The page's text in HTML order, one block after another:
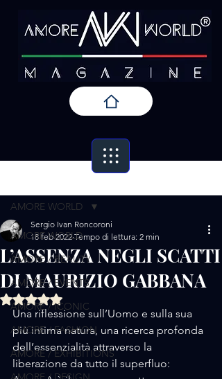
AMORE WORLD
AMORE / BEAUTY
AMORE / EVENTS
AMORE / ICONIC
AMORE / FASHION
AMORE / EXHIBITIONS
AMORE WORLD
L’ASSENZA NEGLI SCATTI
DI MAURIZIO GABBANA
Sergio Ivan Roncoroni
18 feb 2022 Tempo di lettura: 2 min
Valutazione NaN stelle su 5.
Una riflessione sull’Uomo e sulla sua
più intima natura, una ricerca profonda
dell’essenzialità attraverso la
liberazione da tutto il superfluo: